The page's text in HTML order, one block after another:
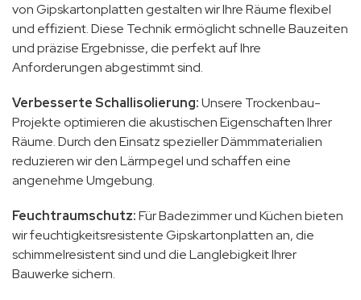
von Gipskartonplatten gestalten wir Ihre Räume flexibel
und effizient. Diese Technik ermöglicht schnelle Bauzeiten
und präzise Ergebnisse, die perfekt auf Ihre
Anforderungen abgestimmt sind.
Verbesserte Schallisolierung:Unsere Trockenbau-
Projekte optimieren die akustischen Eigenschaften Ihrer
Räume. Durch den Einsatz spezieller Dämmmaterialien
reduzieren wir den Lärmpegel und schaffen eine
angenehme Umgebung.
Feuchtraumschutz:Für Badezimmer und Küchen bieten
wir feuchtigkeitsresistente Gipskartonplatten an, die
schimmelresistent sind und die Langlebigkeit Ihrer
Bauwerke sichern.